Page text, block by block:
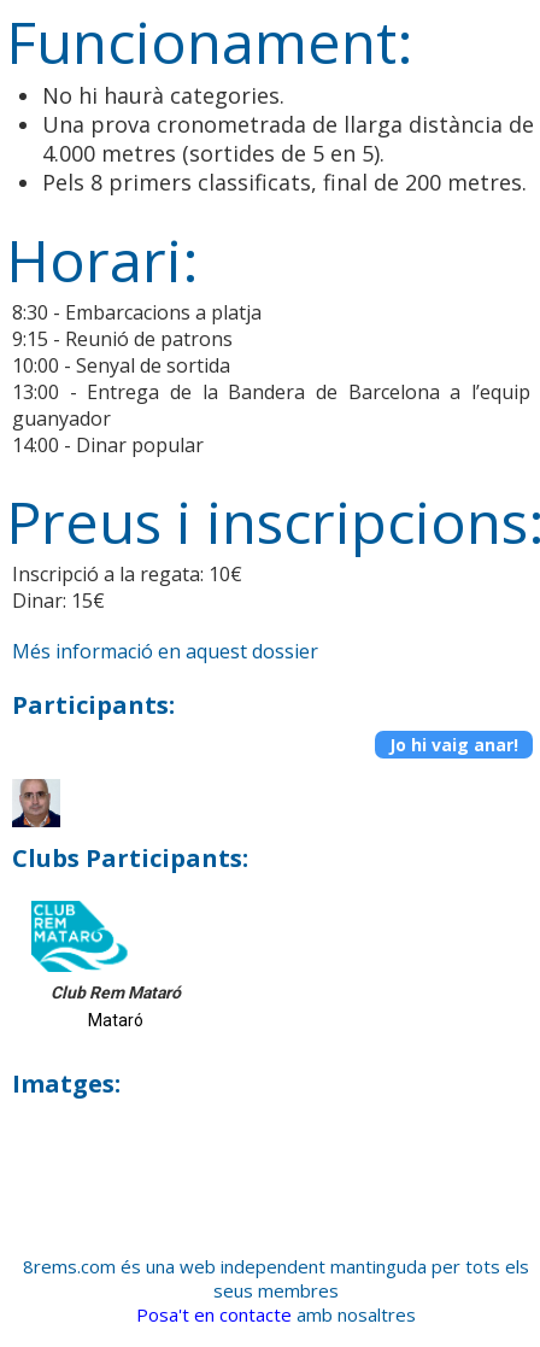
Funcionament:
No hi haurà categories.
Una prova cronometrada de llarga distància de
4.000 metres (sortides de 5 en 5).
Pels 8 primers classificats, final de 200 metres.
Horari:
8:30 - Embarcacions a platja
9:15 - Reunió de patrons
10:00 - Senyal de sortida
13:00 - Entrega de la Bandera de Barcelona a l’equip
guanyador
14:00 - Dinar popular
Preus i
Inscripció a la regata: 10€
Dinar: 15€
Més informació en aquest dossier
Participants:
Jo hi vaig anar!
Clubs Participants:
Club Rem Mataró
Mataró
Imatges:
8rems.com és una web independent mantinguda per tots els
seus membres
Posa't en contacte amb nosaltres